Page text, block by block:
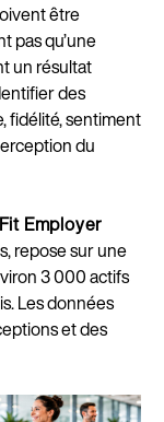
être
pas qu’une
un résultat
des
fidélité, sentiment
du
Employer
repose sur une
3 000 actifs
Les données
et des